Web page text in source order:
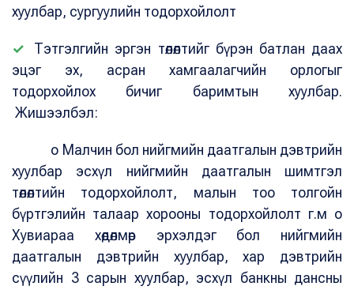
хуулбар, сургуулийн тодорхойлолт
✓ Тэтгэлгийн эргэн төлөлтийг бүрэн батлан даах
эцэг эх, асран хамгаалагчийн орлогыг
тодорхойлох бичиг баримтын хуулбар.
Жишээлбэл:
o Малчин бол нийгмийн даатгалын дэвтрийн
хуулбар эсхүл нийгмийн даатгалын шимтгэл
төлөлтийн тодорхойлолт, малын тоо толгойн
бүртгэлийн талаар хорооны тодорхойлолт г.м o
Хувиараа хөдөлмөр эрхэлдэг бол нийгмийн
даатгалын дэвтрийн хуулбар, хар дэвтрийн
сүүлийн 3 сарын хуулбар, эсхүл банкны дансны